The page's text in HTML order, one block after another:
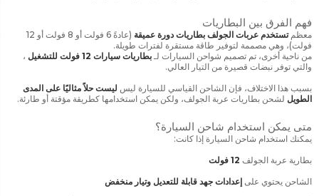
فهم الفرق بين البطاريات
معظمتستخدم عربات الجولف بطاريات دورة عميقة
(عادةً 6 فولت أو 8 فولت أو 12
فولت)، وهي مصممة لتوفير طاقة مستقرة لفترات طويلة.
من ناحية أخرى، تم تصميم شواحن السيارات لـ بطاريات سيارات 12 فولت للتشغيل
،
والتي توفر نبضات قصيرة من التيار العالي.
بسبب هذا الاختلاف، فإن الشاحن القياسي للسيارة ليس ليست حلاً مثاليًا على المدى
الطويل لشحن بطاريات عربة الجولف، ولكن يمكن استخدامها كطريقة مؤقتة أو طارئة.
متى يمكن استخدام شاحن السيارة؟
يمكنك استخدام شاحن السيارة إذا كانت:
بطارية عربة الجولف 12 فولت
الشاحن يحتوي على إعدادات جهد قابلة للتعديل وتيار منخفض